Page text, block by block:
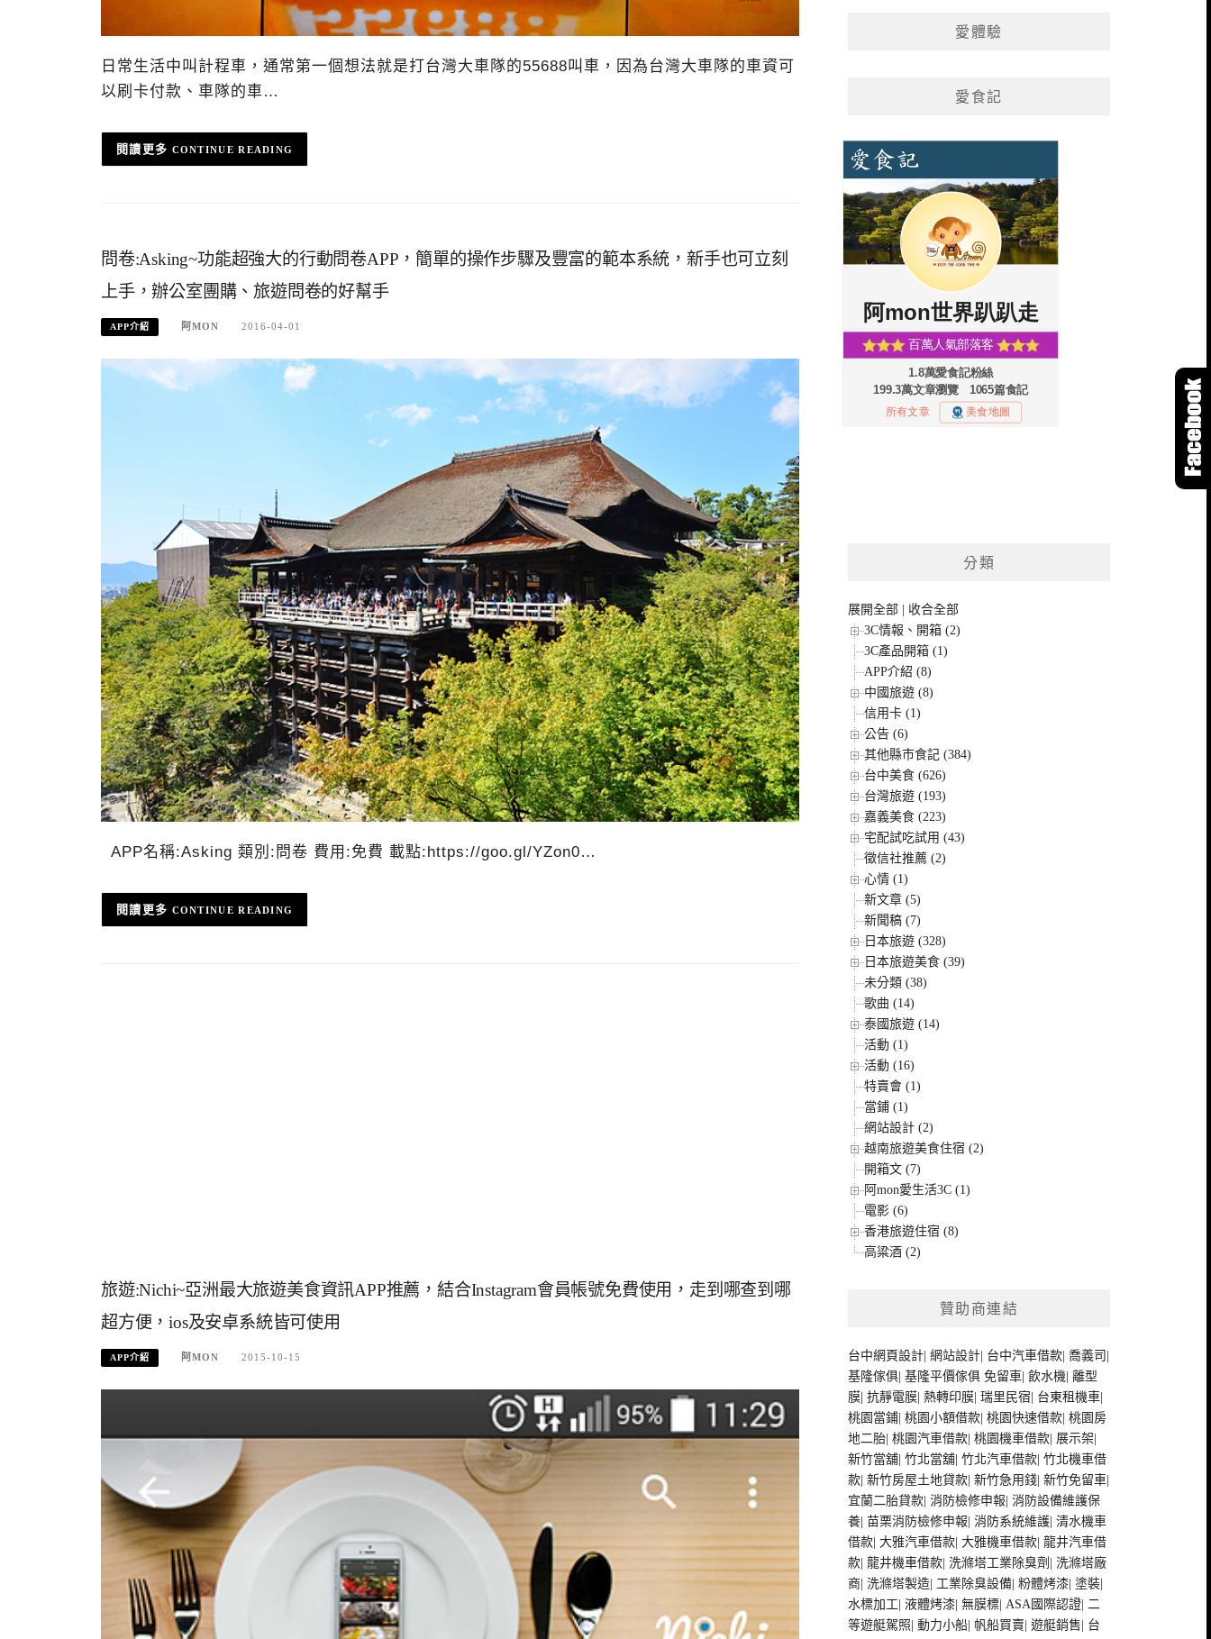
日常生活中叫計程車，通常第一個想法就是打台灣大車隊的55688叫車，因為台灣大車隊的車資可
以刷卡付款、車隊的車…
CONTINUE READING
問卷:Asking~功能超強大的行動問卷APP，簡單的操作步驟及豐富的範本系統，新手也可立刻
上手，辦公室團購、旅遊問卷的好幫手
APP介紹 阿MON 2016-04-01
APP名稱:Asking 類別:問卷 費用:免費 載點:https://goo.gl/YZon0…
CONTINUE READING
旅遊:Nichi~亞洲最大旅遊美食資訊APP推薦，結合Instagram會員帳號免費使用，走到哪查到哪
超方便，ios及安卓系統皆可使用
APP介紹 阿MON 2015-10-15
愛體驗
愛食記
分類
展開全部
收合全部
3C情報、開箱 (2)
3C產品開箱 (1)
APP介紹 (8)
中國旅遊 (8)
信用卡 (1)
公告 (6)
其他縣市食記 (384)
台中美食 (626)
台灣旅遊 (193)
嘉義美食 (223)
宅配試吃試用 (43)
徵信社推薦 (2)
心情 (1)
新文章 (5)
新聞稿 (7)
日本旅遊 (328)
日本旅遊美食 (39)
未分類 (38)
歌曲 (14)
泰國旅遊 (14)
活動 (1)
活動 (16)
特賣會 (1)
當鋪 (1)
網站設計 (2)
越南旅遊美食住宿 (2)
開箱文 (7)
阿mon愛生活3C (1)
電影 (6)
香港旅遊住宿 (8)
高粱酒 (2)
贊助商連結
台中網頁設計 |網站設計 台中汽車借款 |喬義司
基隆傢俱 |基隆平價傢俱 免留車 |飲水機 |離型
膜 |抗靜電膜 |熱轉印膜 |瑞里民宿 台東租機車
桃園當鋪 |桃園小額借款 |桃園快速借款 |桃園房
地二胎 |桃園汽車借款 |桃園機車借款 展示架
新竹當舖 |竹北當舖 |竹北汽車借款 |竹北機車借
款 |新竹房屋土地貸款 |新竹急用錢 |新竹免留車
宜蘭二胎貸款 |消防檢修申報 |消防設備維護保
養 |苗栗消防檢修申報 |消防系統維護 |清水機車
借款 |大雅汽車借款 |大雅機車借款 |龍井汽車借
款 |龍井機車借款 洗滌塔工業除臭劑
洗滌塔廠
商 洗滌塔製造 工業除臭設備 |粉體烤漆 |塗裝
水標加工 |液體烤漆 |無膜標 |ASA國際認證 |二
等遊艇駕照 |動力小船 帆船買賣 |遊艇銷售 台